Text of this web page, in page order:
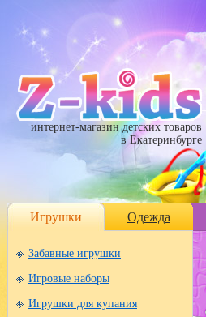
интернет-магазин детских товаров
в Екатеринбурге
Игрушки Одежда
Забавные игрушки
Игровые наборы
Игрушки для купания